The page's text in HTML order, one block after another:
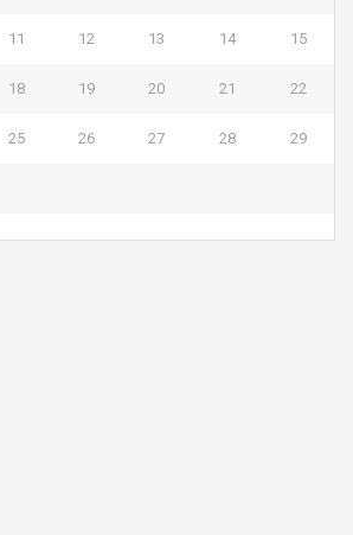
11 12 13 14 15
18 19 20 21 22
25 26 27 28 29